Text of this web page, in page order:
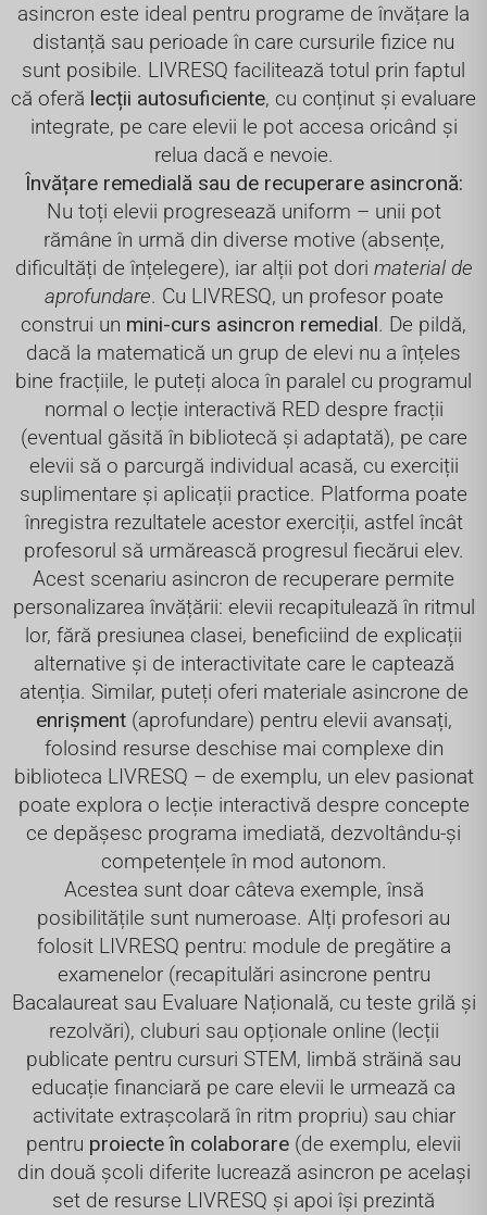
asincron este ideal pentru programe de învățare la
distanță sau perioade în care cursurile fizice nu
sunt posibile. LIVRESQ facilitează totul prin faptul
că oferă lecții autosuficiente, cu conținut și evaluare
integrate, pe care elevii le pot accesa oricând și
relua dacă e nevoie.
Învățare remedială sau de recuperare asincronă:
Nu toți elevii progresează uniform – unii pot
rămâne în urmă din diverse motive (absențe,
dificultăți de înțelegere), iar alții pot dori material de
aprofundare. Cu LIVRESQ, un profesor poate
construi un mini-curs asincron remedial. De pildă,
dacă la matematică un grup de elevi nu a înțeles
bine fracțiile, le puteți aloca în paralel cu programul
normal o lecție interactivă RED despre fracții
(eventual găsită în bibliotecă și adaptată), pe care
elevii să o parcurgă individual acasă, cu exerciții
suplimentare și aplicații practice. Platforma poate
înregistra rezultatele acestor exerciții, astfel încât
profesorul să urmărească progresul fiecărui elev.
Acest scenariu asincron de recuperare permite
personalizarea învățării: elevii recapitulează în ritmul
lor, fără presiunea clasei, beneficiind de explicații
alternative și de interactivitate care le captează
atenția. Similar, puteți oferi materiale asincrone de
enrișment(aprofundare) pentru elevii avansați,
folosind resurse deschise mai complexe din
biblioteca LIVRESQ – de exemplu, un elev pasionat
poate explora o lecție interactivă despre concepte
ce depășesc programa imediată, dezvoltându-și
competențele în mod autonom.
Acestea sunt doar câteva exemple, însă
posibilitățile sunt numeroase. Alți profesori au
folosit LIVRESQ pentru: module de pregătire a
examenelor (recapitulări asincrone pentru
Bacalaureat sau Evaluare Națională, cu teste grilă și
rezolvări), cluburi sau opționale online (lecții
publicate pentru cursuri STEM, limbă străină sau
educație financiară pe care elevii le urmează ca
activitate extrașcolară în ritm propriu) sau chiar
pentru proiecte în colaborare (de exemplu, elevii
din două școli diferite lucrează asincron pe același
set de resurse LIVRESQ și apoi își prezintă